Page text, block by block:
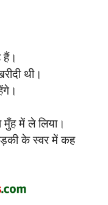
हैं।
थी।
मुँह में ले लिया।
के स्वर में कह